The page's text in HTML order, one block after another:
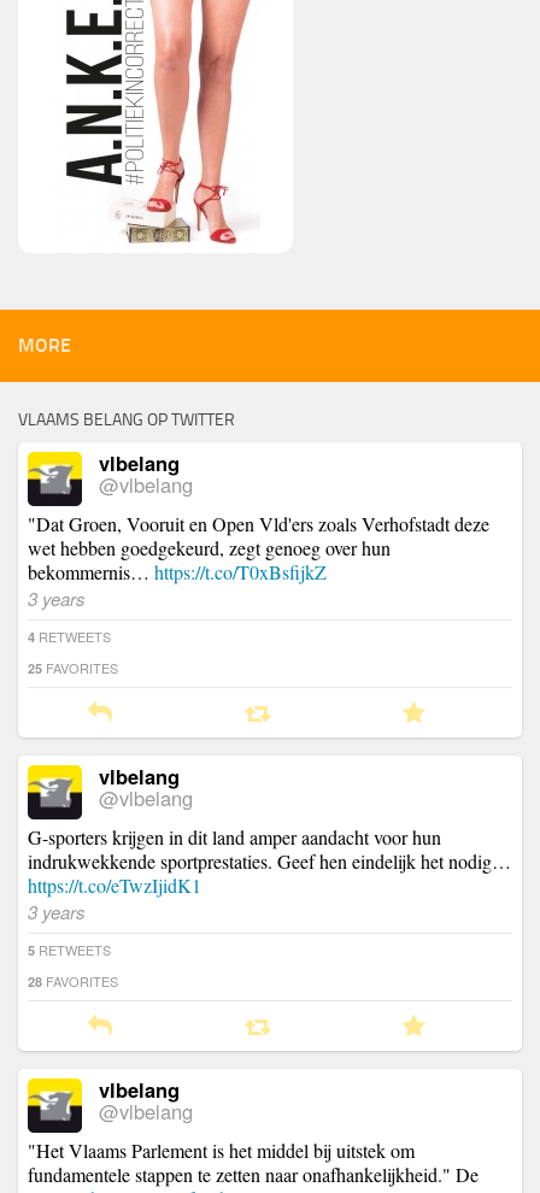
MORE
VLAAMS BELANG OP TWITTER
vlbelang
@vlbelang
"Dat Groen, Vooruit en Open Vld'ers zoals Verhofstadt deze
wet hebben goedgekeurd, zegt genoeg over hun
bekommernis… https://t.co/T0xBsfijkZ
3 years
4 RETWEETS
25 FAVORITES
vlbelang
@vlbelang
G-sporters krijgen in dit land amper aandacht voor hun
indrukwekkende sportprestaties. Geef hen eindelijk het nodig…
https://t.co/eTwzIjidK1
3 years
5 RETWEETS
28 FAVORITES
vlbelang
@vlbelang
"Het Vlaams Parlement is het middel bij uitstek om
fundamentele stappen te zetten naar onafhankelijkheid." De